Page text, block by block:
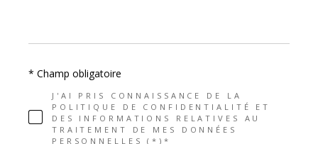
J'AI PRIS CONNAISSANCE DE LA
POLITIQUE DE CONFIDENTIALITÉ ET
DES INFORMATIONS RELATIVES AU
TRAITEMENT DE MES DONNÉES
PERSONNELLES (*)*
* Champ obligatoire